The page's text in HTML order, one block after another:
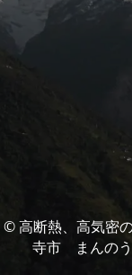
© 高断熱、高気密
寺市 まんの